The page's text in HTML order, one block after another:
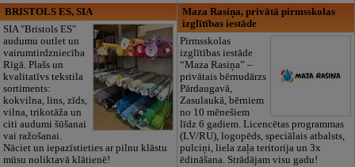
BRISTOLS ES, SIA
SIA "Bristols ES"
audumu outlet un
vairumtirdzniecība
Rīgā. Plašs un
kvalitatīvs tekstila
sortiments:
kokvilna, lins, zīds,
vilna, trikotāža un
citi audumi šūšanai
vai ražošanai.
Nāciet un iepazīstieties ar pilnu klāstu
mūsu noliktavā klātienē!
Maza Rasiņa, privātā pirmsskolas
izglītības iestāde
Pirmsskolas
izglītības iestāde
“Maza Rasiņa” –
privātais bērnudārzs
Pārdaugavā,
Zasulaukā, bērniem
no 10 mēnešiem
līdz 6 gadiem. Licencētas programmas
(LV/RU), logopēds, speciālais atbalsts,
pulciņi, liela zaļa teritorija un 3x
ēdināšana. Strādājam visu gadu!